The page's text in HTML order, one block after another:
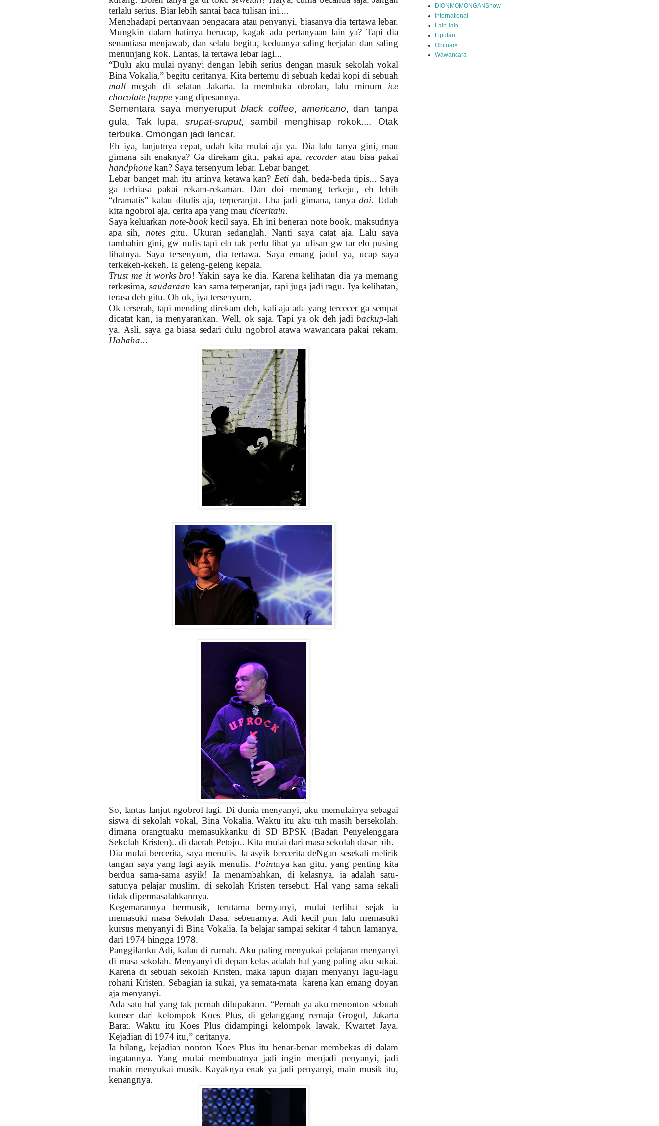
terlalu serius. Biar lebih santai baca tulisan ini....
Menghadapi pertanyaan pengacara atau penyanyi, biasanya dia tertawa lebar.
Mungkin dalam hatinya berucap, kagak ada pertanyaan lain ya? Tapi dia
senantiasa menjawab, dan selalu begitu, keduanya saling berjalan dan saling
menunjang kok. Lantas, ia tertawa lebar lagi...
“Dulu aku mulai nyanyi dengan lebih serius dengan masuk sekolah vokal
Bina Vokalia,” begitu ceritanya. Kita bertemu di sebuah kedai kopi di sebuah
mall megah di selatan Jakarta. Ia membuka obrolan, lalu minum ice
chocolate frappe yang dipesannya.
Sementara saya menyeruputblack coffee, americano, dan tanpa
gula. Tak lupa, srupat-sruput, sambil menghisap rokok.... Otak
terbuka. Omongan jadi lancar.
Eh iya, lanjutnya cepat, udah kita mulai aja ya. Dia lalu tanya gini, mau
gimana sih enaknya? Ga direkam gitu, pakai apa, recorderatau bisa pakai
handphone kan? Saya tersenyum lebar. Lebar banget.
Lebar banget mah itu artinya ketawa kan? Beti dah, beda-beda tipis... Saya
ga terbiasa pakai rekam-rekaman. Dan doi memang terkejut, eh lebih
“dramatis” kalau ditulis aja, terperanjat. Lha jadi gimana, tanya doi. Udah
kita ngobrol aja, cerita apa yang mau diceritain.
Saya keluarkan note-bookkecil saya. Eh ini beneran note book, maksudnya
apa sih, notesgitu. Ukuran sedanglah. Nanti saya catat aja. Lalu saya
tambahin gini, gw nulis tapi elo tak perlu lihat ya tulisan gw tar elo pusing
lihatnya. Saya tersenyum, dia tertawa. Saya emang jadul ya, ucap saya
terkekeh-kekeh. Ia geleng-geleng kepala.
Trust me it works bro! Yakin saya ke dia. Karena kelihatan dia ya memang
terkesima,saudaraan kan sama terperanjat, tapi juga jadi ragu. Iya kelihatan,
terasa deh gitu. Oh ok, iya tersenyum.
Ok terserah, tapi mending direkam deh, kali aja ada yang tercecer ga sempat
dicatat kan, ia menyarankan. Well, ok saja. Tapi ya ok deh jadi backup-lah
ya. Asli, saya ga biasa sedari dulu ngobrol atawa wawancara pakai rekam.
Hahaha...
So, lantas lanjut ngobrol lagi. Di dunia menyanyi, aku memulainya sebagai
siswa di sekolah vokal, Bina Vokalia. Waktu itu aku tuh masih bersekolah.
dimana orangtuaku memasukkanku di SD BPSK (Badan Penyelenggara
Sekolah Kristen).. di daerah Petojo.. Kita mulai dari masa sekolah dasar nih.
Dia mulai bercerita, saya menulis. Ia asyik bercerita deNgan sesekali melirik
tangan saya yang lagi asyik menulis. Pointnya kan gitu, yang penting kita
berdua sama-sama asyik! Ia menambahkan, di kelasnya, ia adalah satu-
satunya pelajar muslim, di sekolah Kristen tersebut. Hal yang sama sekali
tidak dipermasalahkannya.
Kegemarannya bermusik, terutama bernyanyi, mulai terlihat sejak ia
memasuki masa Sekolah Dasar sebenarnya. Adi kecil pun lalu memasuki
kursus menyanyi di Bina Vokalia. Ia belajar sampai sekitar 4 tahun lamanya,
dari 1974 hingga 1978.
Panggilanku Adi, kalau di rumah. Aku paling menyukai pelajaran menyanyi
di masa sekolah. Menyanyi di depan kelas adalah hal yang paling aku sukai.
Karena di sebuah sekolah Kristen, maka iapun diajari menyanyi lagu-lagu
rohani Kristen. Sebagian ia sukai, ya semata-mata karena kan emang doyan
aja menyanyi.
Ada satu hal yang tak pernah dilupakann. “Pernah ya aku menonton sebuah
konser dari kelompok Koes Plus, di gelanggang remaja Grogol, Jakarta
Barat. Waktu itu Koes Plus didampingi kelompok lawak, Kwartet Jaya.
Kejadian di 1974 itu,” ceritanya.
Ia bilang, kejadian nonton Koes Plus itu benar-benar membekas di dalam
ingatannya. Yang mulai membuatnya jadi ingin menjadi penyanyi, jadi
makin menyukai musik. Kayaknya enak ya jadi penyanyi, main musik itu,
kenangnya.
DIONMOMONGANShow
International
Lain-lain
Liputan
Obituary
Wawancara